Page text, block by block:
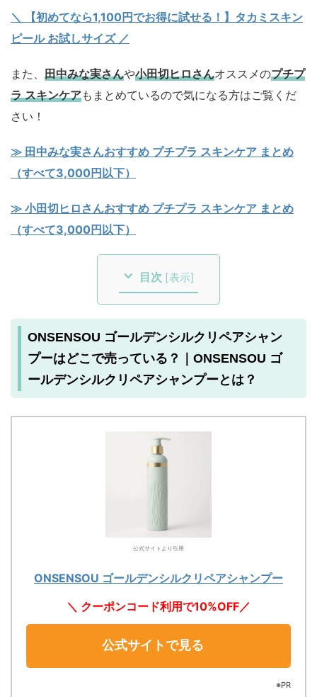
＼ 【初めてなら1,100円でお得に試せる！】タカミスキン
ピール お試しサイズ／
また、 田中みな実さんや小田切ヒロさんオススメのプチプ
ラ スキンケアもまとめているので気になる方はご覧くだ
さい！
≫ 田中みな実さんおすすめ プチプラ スキンケア まとめ
（すべて3,000円以下）
≫ 小田切ヒロさんおすすめ プチプラ スキンケア まとめ
（すべて3,000円以下）
目次 [表示]
ONSENSOU ゴールデンシルクリペアシャン
プーはどこで売っている？｜ONSENSOU ゴ
ールデンシルクリペアシャンプーとは？
公式サイトより引用
ONSENSOU ゴールデンシルクリペアシャンプー
＼ クーポンコード利用で10%OFF／
公式サイトで見る
※PR